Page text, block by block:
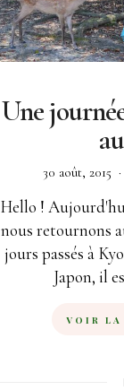
Une
30 août, 2015
Hello !
nous retournons
jours passés à
Japon, il
VOIR